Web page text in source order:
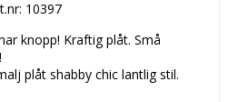
10397
knopp! Kraftig plåt. Små
plåt shabby chic lantlig stil.